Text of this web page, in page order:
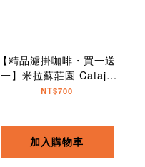
【精品濾掛咖啡・買一送
一】米拉蘇莊園 Catajo
藝伎拼配｜10入
NT$700
加入購物車